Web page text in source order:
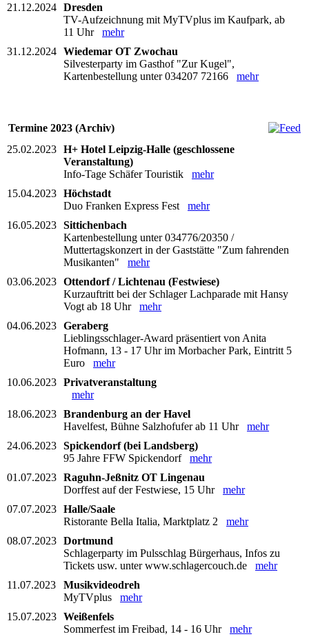
21.12.2024 Dresden
TV-Aufzeichnung mit MyTVplus im Kaufpark, ab
11 Uhr mehr
31.12.2024 Wiedemar OT Zwochau
Silvesterparty im Gasthof "Zur Kugel",
Kartenbestellung unter 034207 72166 mehr
Termine 2023 (Archiv)
25.02.2023 H+ Hotel Leipzig-Halle (geschlossene
Veranstaltung)
Info-Tage Schäfer Touristik mehr
15.04.2023 Höchstadt
Duo Franken Express Fest mehr
16.05.2023 Sittichenbach
Kartenbestellung unter 034776/20350 /
Muttertagskonzert in der Gaststätte "Zum fahrenden
Musikanten" mehr
03.06.2023 Ottendorf / Lichtenau (Festwiese)
Kurzauftritt bei der Schlager Lachparade mit Hansy
Vogt ab 18 Uhr mehr
04.06.2023 Geraberg
Lieblingsschlager-Award präsentiert von Anita
Hofmann, 13 - 17 Uhr im Morbacher Park, Eintritt 5
Euro mehr
10.06.2023 Privatveranstaltung
mehr
18.06.2023 Brandenburg an der Havel
Havelfest, Bühne Salzhofufer ab 11 Uhr mehr
24.06.2023 Spickendorf (bei Landsberg)
95 Jahre FFW Spickendorf mehr
01.07.2023 Raguhn-Jeßnitz OT Lingenau
Dorffest auf der Festwiese, 15 Uhr mehr
07.07.2023 Halle/Saale
Ristorante Bella Italia, Marktplatz 2 mehr
08.07.2023 Dortmund
Schlagerparty im Pulsschlag Bürgerhaus, Infos zu
Tickets usw. unter www.schlagercouch.de mehr
11.07.2023
Musikvideodreh
MyTVplus mehr
15.07.2023 Weißenfels
Sommerfest im Freibad, 14 - 16 Uhr mehr